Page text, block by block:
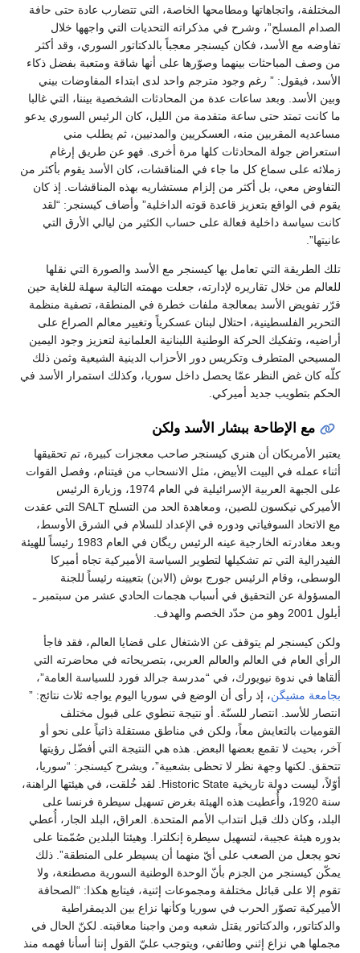
المختلفة، واتجاهاتها ومطامحها الخاصة، التي تتضارب عادة حتى حافة
الصدام المسلح”، وشرح في مذكراته التحديات التي واجهها خلال
تفاوضه مع الأسد، فكان كيسنجر معجباً بالدكتاتور السوري، وقد أكثر
من وصف المباحثات بينهما وصوّرها على أنها شاقة ومتعبة بفضل ذكاء
الأسد، فيقول: ” رغم وجود مترجم واحد لدى ابتداء المفاوضات بيني
وبين الأسد. وبعد ساعات عدة من المحادثات الشخصية بيننا، التي غالبا
ما كانت تمتد حتى ساعة متقدمة من الليل، كان الرئيس السوري يدعو
مساعديه المقربين منه، العسكريين والمدنيين، ثم يطلب مني
استعراض جولة المحادثات كلها مرة أخرى. فهو عن طريق إرغام
زملائه على سماع كل ما جاء في المناقشات، كان الأسد يقوم بأكثر من
التفاوض معي، بل أكثر من إلزام مستشاريه بهذه المناقشات. إذ كان
يقوم في الواقع بتعزيز قاعدة قوته الداخلية” وأضاف كيسنجر: “لقد
كانت سياسة داخلية فعالة على حساب الكثير من ليالي الأرق التي
عانيتها”.
تلك الطريقة التي تعامل بها كيسنجر مع الأسد والصورة التي نقلها
للعالم من خلال تقاريره لإدارته، جعلت مهمته التالية سهلة للغاية حين
قرّر تفويض الأسد بمعالجة ملفات خطرة في المنطقة، تصفية منظمة
التحرير الفلسطينية، احتلال لبنان عسكرياً وتغيير معالم الصراع على
أراضيه، وتفكيك الحركة الوطنية اللبنانية العلمانية لتعزيز وجود اليمين
المسيحي المتطرف وتكريس دور الأحزاب الدينية الشيعية وثمن ذلك
كلّه كان غض النظر عمّا يحصل داخل سوريا، وكذلك استمرار الأسد في
الحكم بتطويب جديد أميركي.
مع الإطاحة ببشار الأسد ولكن
يعتبر الأمريكان أن هنري كيسنجر صاحب معجزات كبيرة، تم تحقيقها
أثناء عمله في البيت الأبيض، مثل الانسحاب من فيتنام، وفصل القوات
على الجبهة العربية الإسرائيلية في العام 1974، وزيارة الرئيس
الأميركي نيكسون للصين، ومعاهدة الحد من التسلح SALT التي عقدت
مع الاتحاد السوفياتي ودوره في الإعداد للسلام في الشرق الأوسط،
وبعد مغادرته الخارجية عينه الرئيس ريگان في العام 1983 رئيساً للهيئة
الفيدرالية التي تم تشكيلها لتطوير السياسة الأميركية تجاه أميركا
الوسطى، وقام الرئيس جورج بوش (الابن) بتعيينه رئيساً للجنة
المسؤولة عن التحقيق في أسباب هجمات الحادي عشر من سبتمبر ـ
أيلول 2001 وهو من حدّد الخصم والهدف.
ولكن كيسنجر لم يتوقف عن الاشتغال على قضايا العالم، فقد فاجأ
الرأي العام في العالم والعالم العربي، بتصريحاته في محاضرته التي
ألقاها في ندوة نيويورك، في “مدرسة جرالد فورد للسياسة العامة”،
بجامعة مشيگن، إذ رأى أن الوضع في سوريا اليوم يواجه ثلاث نتائج: ”
انتصار للأسد. انتصار للسنّة. أو نتيجة تنطوي على قبول مختلف
القوميات بالتعايش معاً، ولكن في مناطق مستقلة ذاتياً على نحو أو
آخر، بحيث لا تقمع بعضها البعض. هذه هي النتيجة التي أفضّل رؤيتها
تتحقق. لكنها وجهة نظر لا تحظى بشعبية”، ويشرح كيسنجر: “سوريا،
أوّلاً، ليست دولة تاريخية Historic State. لقد خُلقت، في هيئتها الراهنة،
سنة 1920، وأُعطيت هذه الهيئة بغرض تسهيل سيطرة فرنسا على
البلد، وكان ذلك قبل انتداب الأمم المتحدة. العراق، البلد الجار، أُعطي
بدوره هيئة عجيبة، لتسهيل سيطرة إنكلترا. وهيئتا البلدين صُمّمتا على
نحو يجعل من الصعب على أيّ منهما أن يسيطر على المنطقة”. ذلك
يمكّن كيسنجر من الجزم بأنّ الوحدة الوطنية السورية مصطنعة، ولا
تقوم إلا على قبائل مختلفة ومجموعات إثنية، فيتابع هكذا: “الصحافة
الأميركية تصوّر الحرب في سوريا وكأنها نزاع بين الديمقراطية
والدكتاتور، والدكتاتور يقتل شعبه ومن واجبنا معاقبته. لكنّ الحال في
مجملها هي نزاع إثني وطائفي، ويتوجب عليّ القول إننا أسأنا فهمه منذ